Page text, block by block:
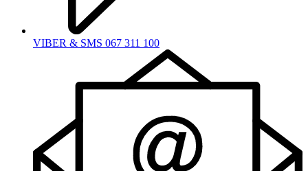
VIBER & SMS 067 311 100